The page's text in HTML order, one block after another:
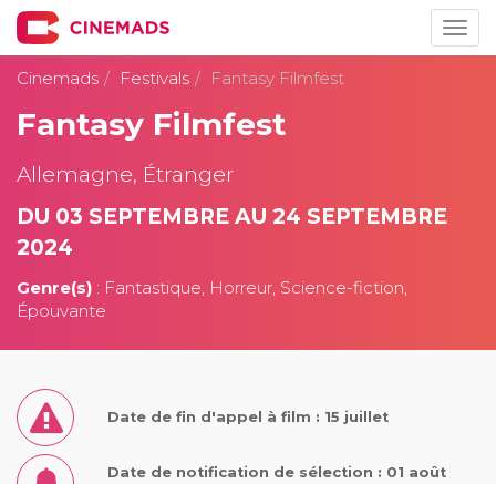
Cinemads
Festivals Fantasy Filmfest
Fantasy Filmfest
Allemagne, Étranger
DU 03 SEPTEMBRE AU 24 SEPTEMBRE
2024
Genre(s) : Fantastique, Horreur, Science-fiction,
Épouvante
Date de fin d'appel à film : 15 juillet
Date de notification de sélection : 01 août